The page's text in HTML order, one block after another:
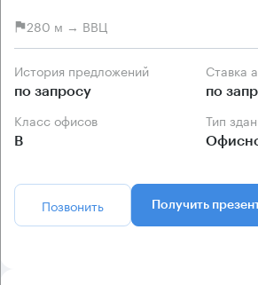
280 м → ВВЦ
История предложений
по запросу по
Класс офисов
B
Тип
Позвонить Получить